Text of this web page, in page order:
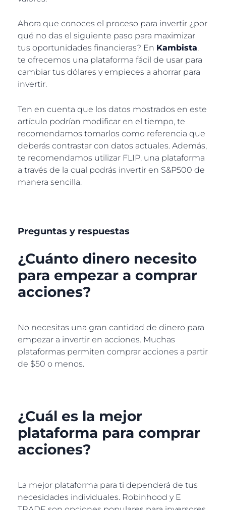
Ahora que conoces el proceso para invertir ¿por
qué no das el siguiente paso para maximizar
tus oportunidades financieras? En Kambista,
te ofrecemos una plataforma fácil de usar para
cambiar tus dólares y empieces a ahorrar para
invertir.
Ten en cuenta que los datos mostrados en este
artículo podrían modificar en el tiempo, te
recomendamos tomarlos como referencia que
deberás contrastar con datos actuales. Además,
te recomendamos utilizar FLIP, una plataforma
a través de la cual podrás invertir en S&P500 de
manera sencilla.
Preguntas y respuestas
¿Cuánto dinero necesito
para empezar a comprar
acciones?
No necesitas una gran cantidad de dinero para
empezar a invertir en acciones. Muchas
plataformas permiten comprar acciones a partir
de $50 o menos.
¿Cuál es la mejor
plataforma para comprar
acciones?
La mejor plataforma para ti dependerá de tus
necesidades individuales. Robinhood y E